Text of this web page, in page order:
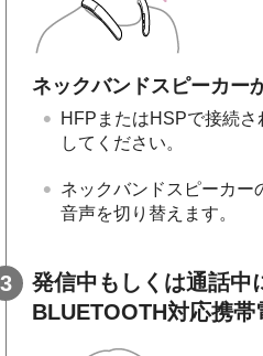
ネックバンドスピーカー
HFPまたはHSPで接続
してください。
ネックバンドスピーカー
音声を切り替えます。
発信中もしくは通話中
BLUETOOTH対応携帯